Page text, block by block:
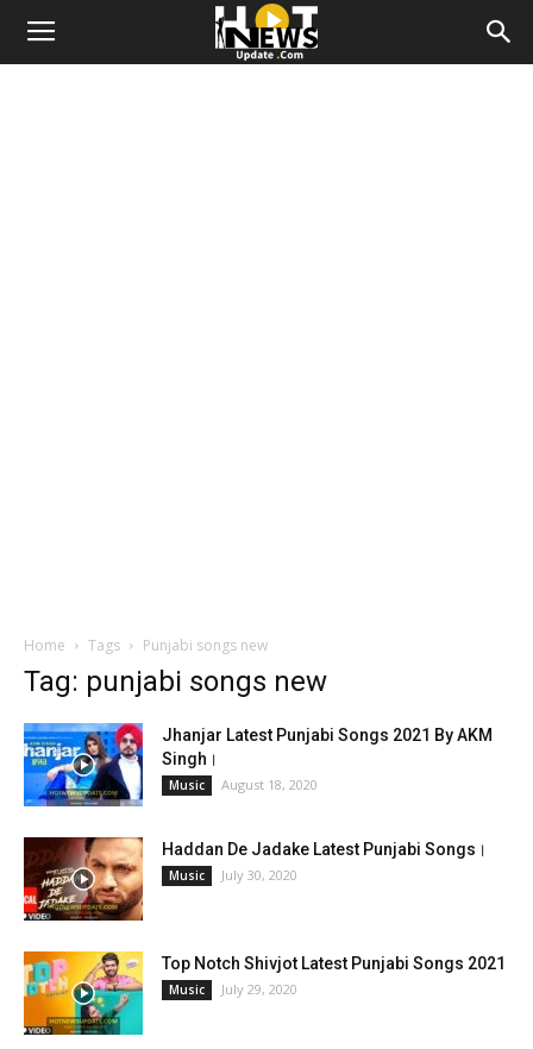
Home Tags Punjabi songs new
Tag: punjabi songs new
Jhanjar Latest Punjabi Songs 2021 By AKM
Singh।
Music August 18, 2020
Haddan De Jadake Latest Punjabi Songs।
Music July 30, 2020
Top Notch Shivjot Latest Punjabi Songs 2021
Music July 29, 2020